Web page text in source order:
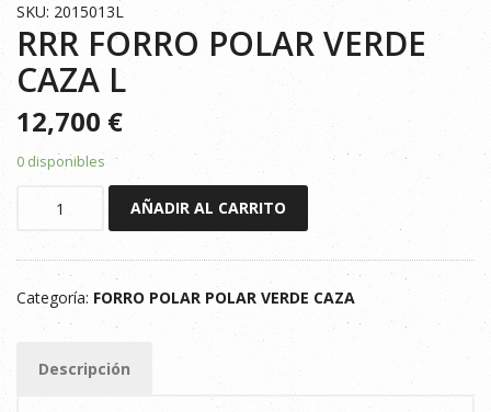
SKU: 2015013L
RRR FORRO POLAR VERDE
CAZA L
12,700 €
0 disponibles
POLAR
VERDE
CAZA
AÑADIR AL CARRITO
Categoría: FORRO POLAR POLAR VERDE CAZA
Descripción